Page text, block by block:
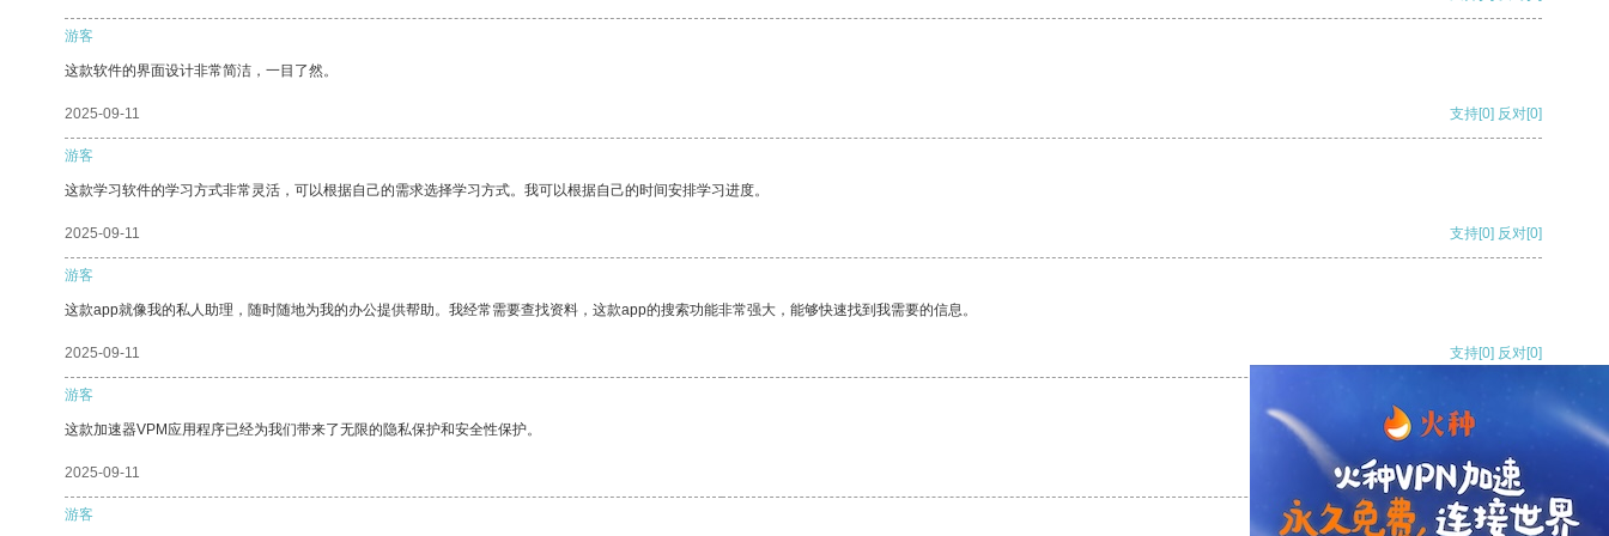
游客
这款软件的界面设计非常简洁，一目了然。
2025-09-11 支持[0] 反对[0]
游客
这款学习软件的学习方式非常灵活，可以根据自己的需求选择学习方式。我可以根据自己的时间安排学习进度。
2025-09-11 支持[0] 反对[0]
游客
这款app就像我的私人助理，随时随地为我的办公提供帮助。我经常需要查找资料，这款app的搜索功能非常强大，能够快速找到我需要的信息。
2025-09-11 支持[0] 反对[0]
游客
这款加速器VPM应用程序已经为我们带来了无限的隐私保护和安全性保护。
2025-09-11 支持[0] 反对
游客